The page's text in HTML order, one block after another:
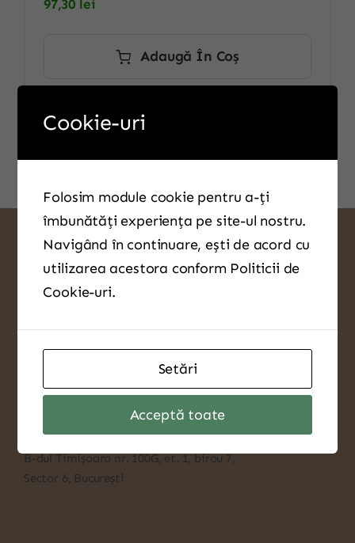
97,30 lei
Adaugă În Coș
S.C. BIESSEN PHARMA S.R.L
B-dul Timișoara nr. 100G, et. 1, birou 7,
Sector 6, București
Cookie-uri
Folosim module cookie pentru a-ți
îmbunătăți experiența pe site-ul nostru.
Navigând în continuare, ești de acord cu
utilizarea acestora conform Politicii de
Cookie-uri.
Setări
Acceptă toate